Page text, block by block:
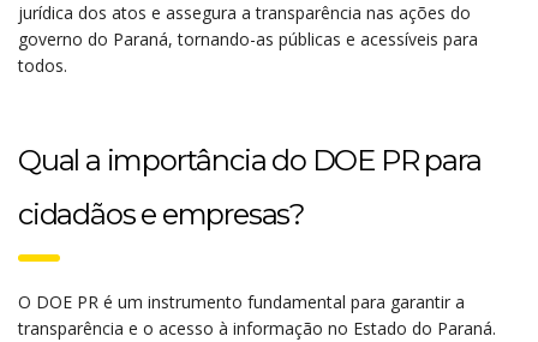
jurídica dos atos e assegura a transparência nas ações do
governo do Paraná, tornando-as públicas e acessíveis para
todos.
Qual a importância do DOE PR para
cidadãos e empresas?
O DOE PR é um instrumento fundamental para garantir a
transparência e o acesso à informação no Estado do Paraná.